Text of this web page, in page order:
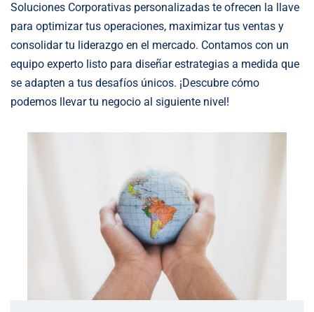
Soluciones Corporativas personalizadas te ofrecen la llave
para optimizar tus operaciones, maximizar tus ventas y
consolidar tu liderazgo en el mercado. Contamos con un
equipo experto listo para diseñar estrategias a medida que
se adapten a tus desafíos únicos. ¡Descubre cómo
podemos llevar tu negocio al siguiente nivel!